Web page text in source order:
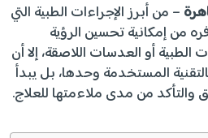
– من أبرز الإجراءات الطبية التي
من إمكانية تحسين الرؤية
الطبية أو العدسات اللاصقة، إلا أن
المستخدمة وحدها، بل يبدأ
والتأكد من مدى ملاءمتها للعلاج.